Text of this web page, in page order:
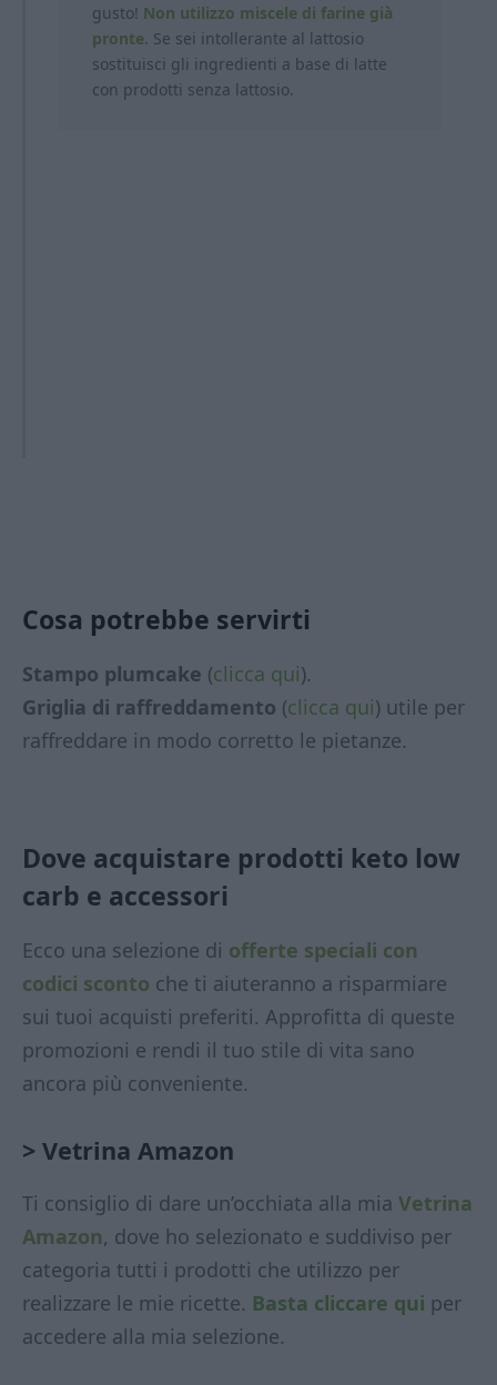
gusto! Non utilizzo miscele di farine già
pronte. Se sei intollerante al lattosio
sostituisci gli ingredienti a base di latte
con prodotti senza lattosio.
Cosa potrebbe servirti
Stampo plumcake (clicca qui).
Griglia di raffreddamento (clicca qui) utile per
raffreddare in modo corretto le pietanze.
Dove acquistare prodotti keto low
carb e accessori
Ecco una selezione di offerte speciali con
codici sconto che ti aiuteranno a risparmiare
sui tuoi acquisti preferiti. Approfitta di queste
promozioni e rendi il tuo stile di vita sano
ancora più conveniente.
> Vetrina Amazon
Ti consiglio di dare un’occhiata alla mia Vetrina
Amazon, dove ho selezionato e suddiviso per
categoria tutti i prodotti che utilizzo per
realizzare le mie ricette. Basta cliccare qui per
accedere alla mia selezione.